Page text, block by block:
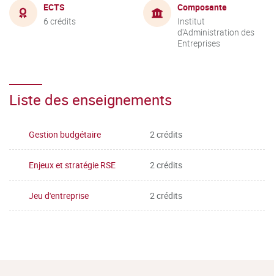
ECTS
6 crédits
Composante
Institut
d'Administration des
Entreprises
Liste des enseignements
Gestion budgétaire 2 crédits
Enjeux et stratégie RSE 2 crédits
Jeu d'entreprise 2 crédits